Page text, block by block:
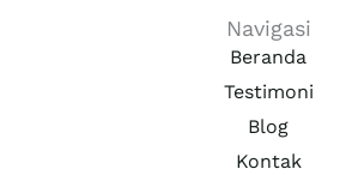
m
Navigasi
Beranda
Testimoni
Blog
Kontak